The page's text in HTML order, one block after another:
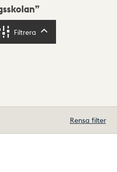
Filtrera
Rensa filter